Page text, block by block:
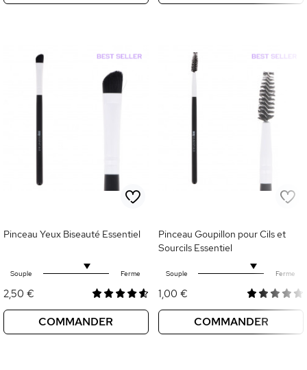
Pinceau Yeux Biseauté Essentiel
Souple Ferme
2,50 €
COMMANDER
Pinceau Goupillon pour Cils et
Sourcils Essentiel
Souple Ferme
1,00 €
COMMANDER